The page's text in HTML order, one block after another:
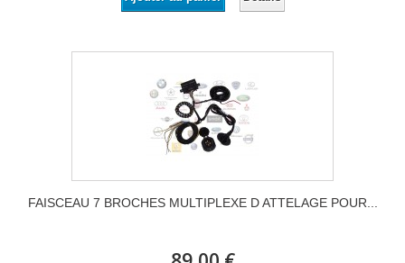
FAISCEAU 7 BROCHES MULTIPLEXE D ATTELAGE POUR...